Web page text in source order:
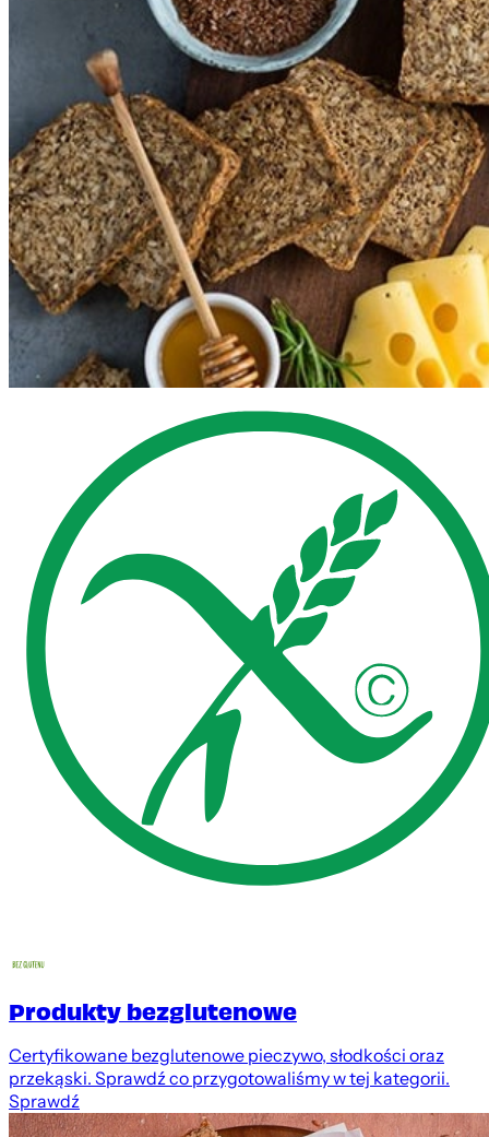
Produkty bezglutenowe
Certyfikowane bezglutenowe pieczywo, słodkości oraz
przekąski. Sprawdź co przygotowaliśmy w tej kategorii.
Sprawdź